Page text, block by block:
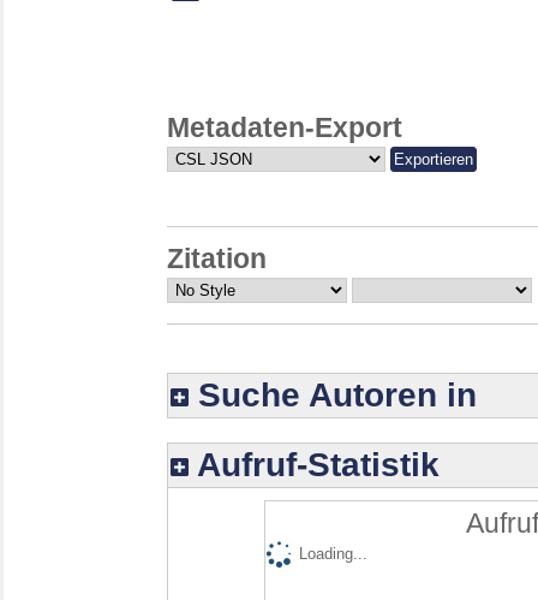
Metadaten-Export
Zitation
Suche Autoren in
Aufruf-Statistik
Loading...